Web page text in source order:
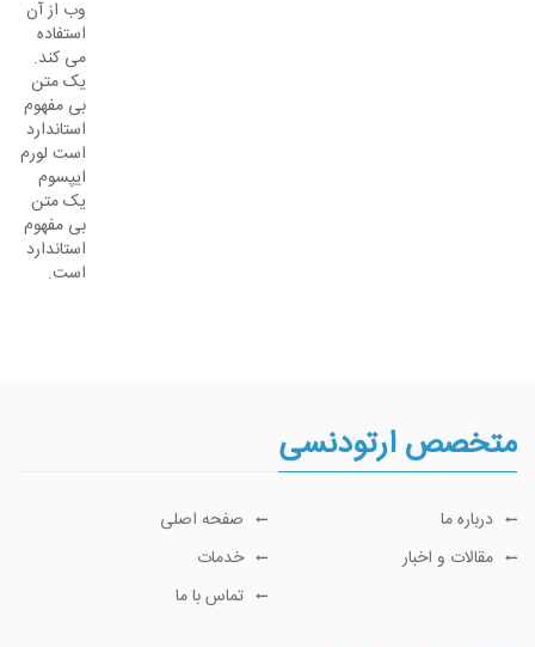
وب از آن
استفاده
می کند.
یک متن
بی مفهوم
استاندارد
است لورم
ایپسوم
یک متن
بی مفهوم
استاندارد
است.
متخصص ارتودنسی
صفحه اصلی
درباره ما
خدمات
مقالات و اخبار
تماس با ما